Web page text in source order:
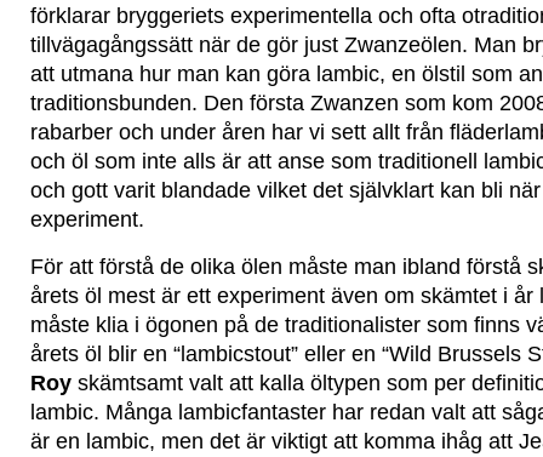
förklarar bryggeriets experimentella och ofta
tillvägagångssätt när de gör just Zwanzeölen. Man
att utmana hur man kan göra lambic, en ölstil som
traditionsbunden. Den första Zwanzen som kom
rabarber och under åren har vi sett allt från
och öl som inte alls är att anse som traditionell
och gott varit blandade vilket det självklart kan bli
experiment.
För att förstå de olika ölen måste man ibland förstå
årets öl mest är ett experiment även om skämtet i år
måste klia i ögonen på de traditionalister som finns
årets öl blir en “lambicstout” eller en “Wild Brussels
Roy skämtsamt valt att kalla öltypen som per
lambic. Många lambicfantaster har redan valt att
är en lambic, men det är viktigt att komma ihåg att